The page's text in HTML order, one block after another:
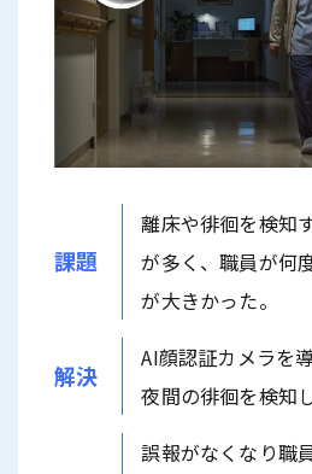
課題
離床や徘徊を検知
が多く、職員が何
が大きかった。
解決
AI顔認証カメラを導
夜間の徘徊を検知
誤報がなくなり職